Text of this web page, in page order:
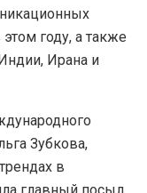
году, а также
Ирана и
Зубкова,
в